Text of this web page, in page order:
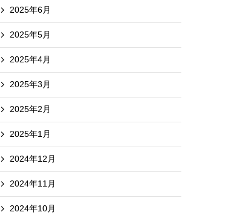
2025年6月
2025年5月
2025年4月
2025年3月
2025年2月
2025年1月
2024年12月
2024年11月
2024年10月